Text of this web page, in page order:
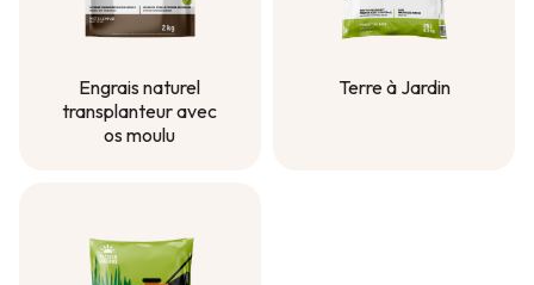
Engrais naturel
transplanteur avec
os moulu
Terre à Jardin